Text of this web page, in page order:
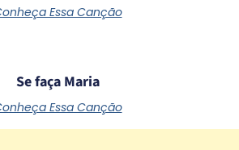
Essa Canção
Se faça Maria
Essa Canção